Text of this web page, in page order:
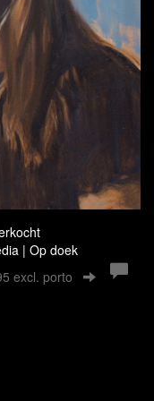
| Op doek
excl. porto